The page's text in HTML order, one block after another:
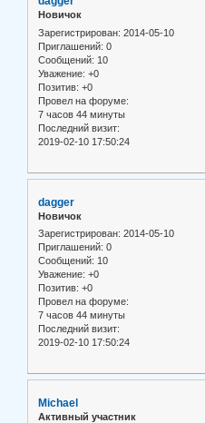
Новичок
Зарегистрирован: 2014-05-10
Приглашений: 0
Сообщений: 10
Уважение: +0
Позитив: +0
Провел на форуме:
7 часов 44 минуты
Последний визит:
2019-02-10 17:50:24
dagger
Новичок
Зарегистрирован: 2014-05-10
Приглашений: 0
Сообщений: 10
Уважение: +0
Позитив: +0
Провел на форуме:
7 часов 44 минуты
Последний визит:
2019-02-10 17:50:24
Michael
Активный участник